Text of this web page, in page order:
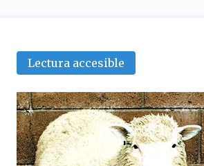
Lectura accesible